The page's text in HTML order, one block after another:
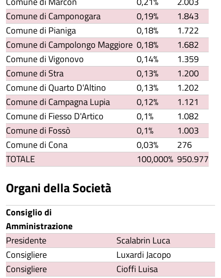
Comune di Camponogara
0,19%
1.843
Comune di Pianiga
0,18%
1.722
Comune di Campolongo Maggiore 0,18%
1.682
Comune di Vigonovo
0,14%
1.359
Comune di Stra
0,13%
1.200
Comune di Quarto D'Altino
0,13%
1.202
Comune di Campagna Lupia
0,12%
1.121
Comune di Fiesso D'Artico
0,1%
1.082
Comune di Fossò
0,1%
1.003
Comune di Cona
0,03%
276
TOTALE
100,000% 950.977
Organi della Società
Consiglio di
Amministrazione
Presidente
Scalabrin Luca
Consigliere
Luxardi Jacopo
Consigliere
Cioffi Luisa